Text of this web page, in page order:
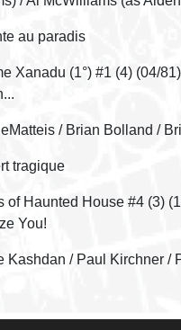
au paradis
Xanadu (1°) #1 (4) (04/
/ Brian Bolland /
tragique
of Haunted House #4 (3)
You!
/ Paul Kirchner /